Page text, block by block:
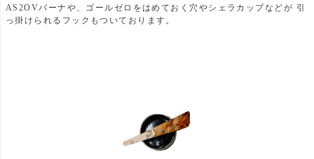
AS2OVバーナや、ゴールゼロをはめておく穴やシェラカップなどが 引
っ掛けられるフックもついております。